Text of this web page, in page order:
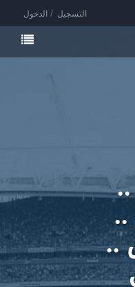
الدخول التسجيل
..
..